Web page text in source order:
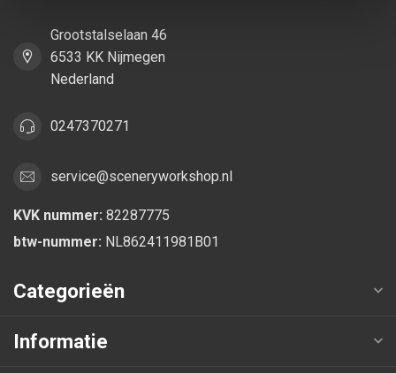
Grootstalselaan 46
6533 KK Nijmegen
Nederland
0247370271
service@sceneryworkshop.nl
KVK nummer: 82287775
btw-nummer: NL862411981B01
Categorieën
Informatie